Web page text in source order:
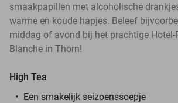
smaakpapillen met alcoholische
warme en koude hapjes. Beleef
middag of avond bij het prachtige Hotel-
Blanche in Thorn!
High Tea
Een smakelijk seizoenssoepje